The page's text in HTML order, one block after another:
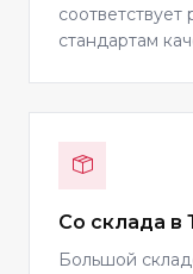
стандартам
Со склада в
Большой